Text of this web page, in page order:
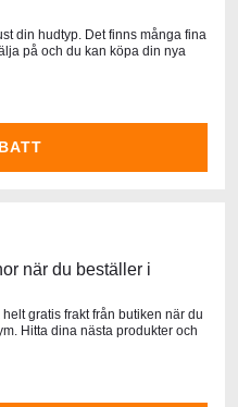
din hudtyp. Det finns många fina
på och du kan köpa din nya
när du beställer i
gratis frakt från butiken när du
Hitta dina nästa produkter och